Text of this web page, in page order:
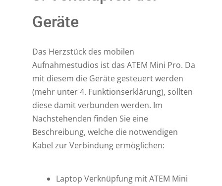
Geräte
Das Herzstück des mobilen
Aufnahmestudios ist das ATEM Mini Pro. Da
mit diesem die Geräte gesteuert werden
(mehr unter 4. Funktionserklärung), sollten
diese damit verbunden werden. Im
Nachstehenden finden Sie eine
Beschreibung, welche die notwendigen
Kabel zur Verbindung ermöglichen:
Laptop Verknüpfung mit ATEM Mini